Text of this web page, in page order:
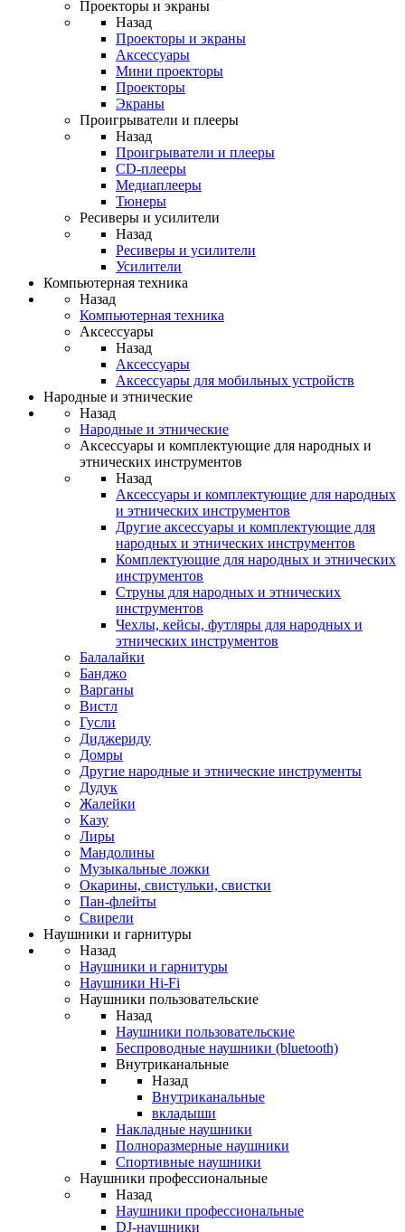
Проекторы и экраны
Назад
Проекторы и экраны
Аксессуары
Мини проекторы
Проекторы
Экраны
Проигрыватели и плееры
Назад
Проигрыватели и плееры
CD-плееры
Медиаплееры
Тюнеры
Ресиверы и усилители
Назад
Ресиверы и усилители
Усилители
Компьютерная техника
Назад
Компьютерная техника
Аксессуары
Назад
Аксессуары
Аксессуары для мобильных устройств
Народные и этнические
Назад
Народные и этнические
Аксессуары и комплектующие для народных и
этнических инструментов
Назад
Аксессуары и комплектующие для народных
и этнических инструментов
Другие аксессуары и комплектующие для
народных и этнических инструментов
Комплектующие для народных и этнических
инструментов
Струны для народных и этнических
инструментов
Чехлы, кейсы, футляры для народных и
этнических инструментов
Балалайки
Банджо
Варганы
Вистл
Гусли
Диджериду
Домры
Другие народные и этнические инструменты
Дудук
Жалейки
Казу
Лиры
Мандолины
Музыкальные ложки
Окарины, свистульки, свистки
Пан-флейты
Свирели
Наушники и гарнитуры
Назад
Наушники и гарнитуры
Наушники Hi-Fi
Наушники пользовательские
Назад
Наушники пользовательские
Беспроводные наушники (bluetooth)
Внутриканальные
Назад
Внутриканальные
вкладыши
Накладные наушники
Полноразмерные наушники
Спортивные наушники
Наушники профессиональные
Назад
Наушники профессиональные
DJ-наушники